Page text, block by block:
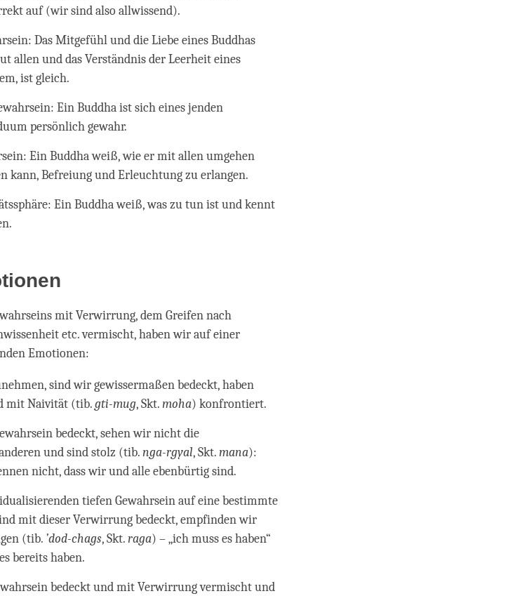
auf (wir sind also allwissend).
Das Mitgefühl und die Liebe eines Buddhas
allen und das Verständnis der Leerheit eines
ist gleich.
Ein Buddha ist sich eines jenden
persönlich gewahr.
Ein Buddha weiß, wie er mit allen umgehen
kann, Befreiung und Erleuchtung zu erlangen.
Ein Buddha weiß, was zu tun ist und kennt
mit Verwirrung, dem Greifen nach
etc. vermischt, haben wir auf einer
Emotionen:
sind wir gewissermaßen bedeckt, haben
mit Naivität (tib.gti-mug, Skt.moha) konfrontiert.
bedeckt, sehen wir nicht die
und sind stolz (tib.nga-rgyal, Skt.mana):
nicht, dass wir und alle ebenbürtig sind.
tiefen Gewahrsein auf eine bestimmte
mit dieser Verwirrung bedeckt, empfinden wir
(tib. ’dod-chags, Skt.raga) – „ich muss es haben“
bereits haben.
bedeckt und mit Verwirrung vermischt und